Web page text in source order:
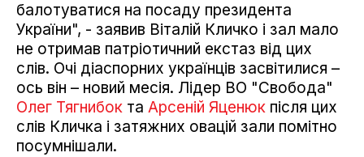
балотуватися на посаду президента
України", - заявив Віталій Кличко і зал мало
не отримав патріотичний екстаз від цих
слів. Очі діаспорних українців засвітилися –
ось він – новий месія. Лідер ВО "Свобода"
Олег Тягнибок та Арсеній Яценюк після цих
слів Кличка і затяжних овацій зали помітно
посумнішали.